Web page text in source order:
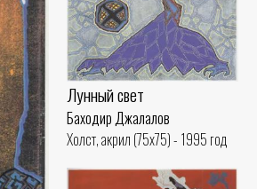
Лунный свет
Баходир Джалалов
Холст, акрил (75x75) - 1995 год